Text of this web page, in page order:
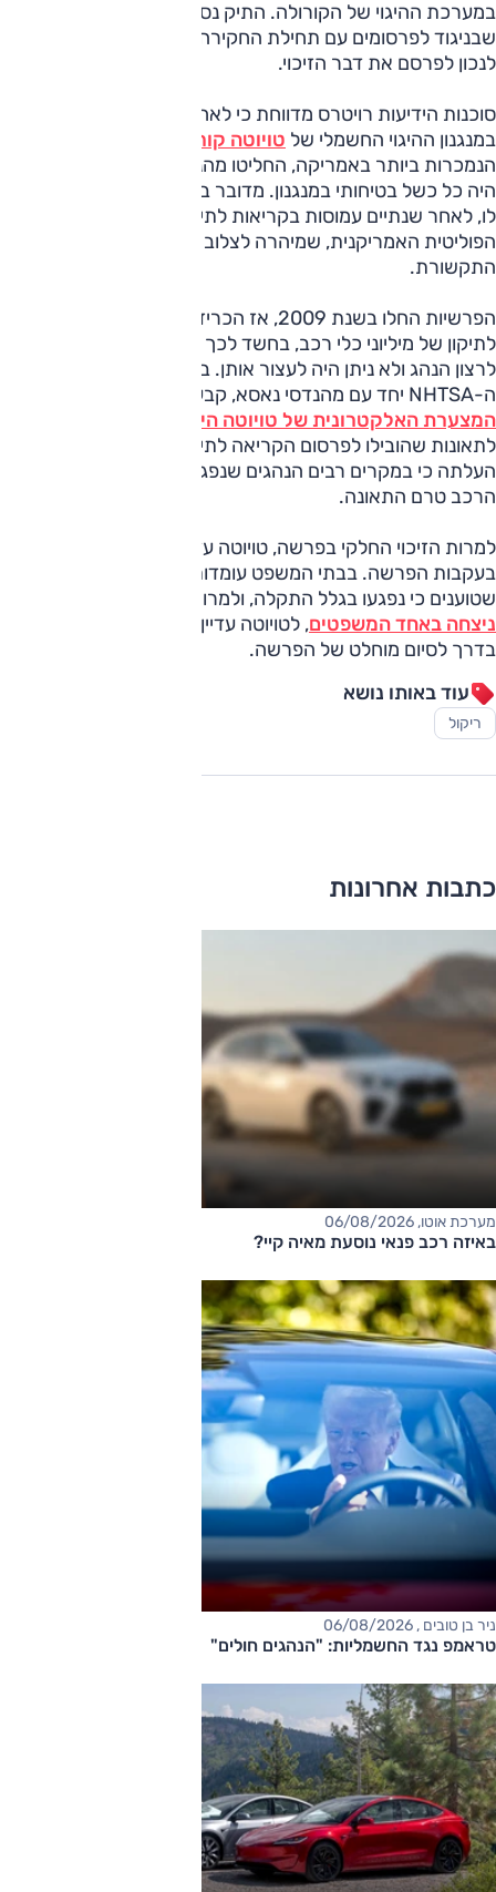
לנכון לפרסם את דבר הזיכוי.
סוכנות הידיעות רויטרס מדווחת כי לאחר שנבדק חשד לכשל
במנגנון ההיגוי החשמלי של טויוטה קורולה
היה כל כשל בטיחותי במנגנון. מדובר בזיכוי שבכירי טויוטה ייחלו
לו, לאחר שנתיים עמוסות בקריאות לתיקון וסקנדלים במערכת
הפוליטית האמריקנית, שמיהרה לצלוב את היצרנית לעיני
התקשורת.
הפרשיות החלו בשנת 2009, אז הכריזה טויוטה על קריאה
לתיקון של מיליוני כלי רכב, בחשד לכך שמכוניותיה האיצו בניגוד
לרצון הנהג ולא ניתן היה לעצור אותן. בדיקה מדוקדקת שביצעה
ה-NHTSA יחד עם מהנדסי נאסא, קבעה כי
המצערת האלקטרונית של טויוטה הייתה תקינה
לתאונות שהובילו לפרסום הקריאה לתיקון. יתרה מכך, הבדיקה
העלתה כי במקרים רבים הנהגים שנפגעו כלל לא ניסו לבלום את
הרכב טרם התאונה.
למרות הזיכוי החלקי בפרשה, טויוטה עדיין עומדת בפני תביעות
בעקבות הפרשה. בבתי המשפט עומדות תביעות נזיקין של נהגים
שטוענים כי נפגעו בגלל התקלה, ולמרות שכבר
ניצחה באחד המשפטים, לטויוטה עדיין יש כמה משוכות לעבור
בדרך לסיום מוחלט של הפרשה.
עוד באותו נושא
ריקול
כתבות אחרונות
מערכת אוטו, 06/08/2026
באיזה רכב פנאי נוסעת מאיה קיי?
ניר בן טובים , 06/08/2026
טראמפ נגד החשמליות: "הנהגים חולים"